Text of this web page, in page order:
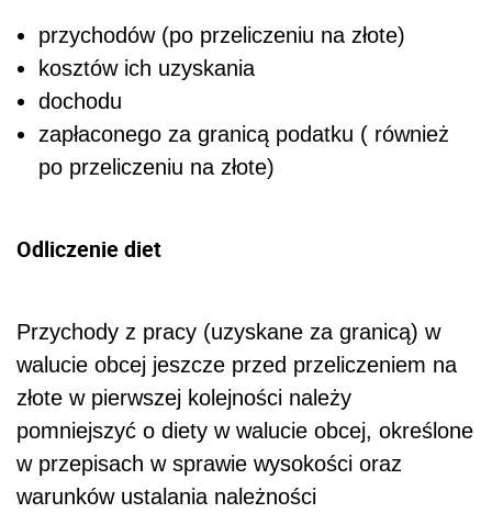
przychodów (po przeliczeniu na złote)
kosztów ich uzyskania
dochodu
zapłaconego za granicą podatku ( również
po przeliczeniu na złote)
Odliczenie diet
Przychody z pracy (uzyskane za granicą) w
walucie obcej jeszcze przed przeliczeniem na
złote w pierwszej kolejności należy
pomniejszyć o diety w walucie obcej, określone
w przepisach w sprawie wysokości oraz
warunków ustalania należności